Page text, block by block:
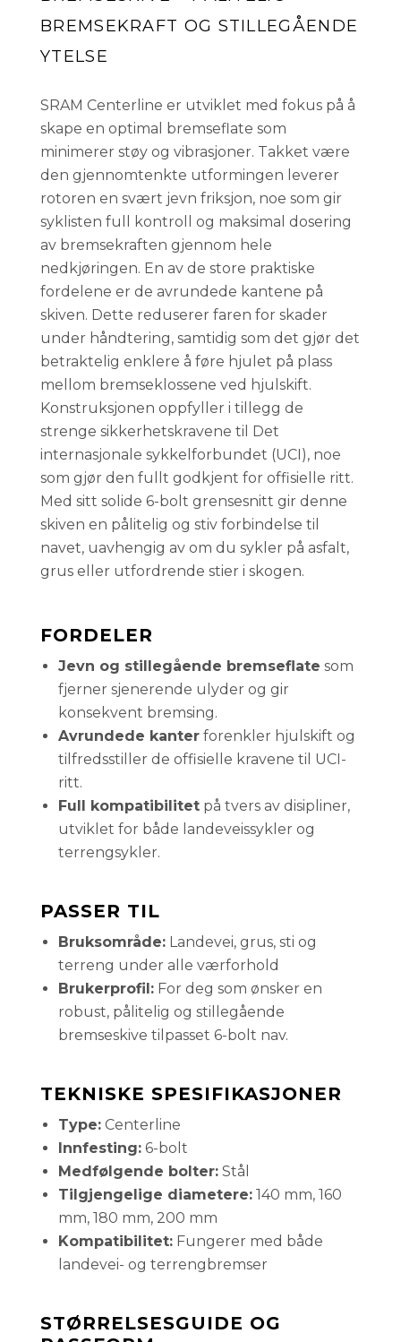
BREMSEKRAFT OG STILLEGÅENDE
YTELSE
SRAM Centerline er utviklet med fokus på å
skape en optimal bremseflate som
minimerer støy og vibrasjoner. Takket være
den gjennomtenkte utformingen leverer
rotoren en svært jevn friksjon, noe som gir
syklisten full kontroll og maksimal dosering
av bremsekraften gjennom hele
nedkjøringen. En av de store praktiske
fordelene er de avrundede kantene på
skiven. Dette reduserer faren for skader
under håndtering, samtidig som det gjør det
betraktelig enklere å føre hjulet på plass
mellom bremseklossene ved hjulskift.
Konstruksjonen oppfyller i tillegg de
strenge sikkerhetskravene til Det
internasjonale sykkelforbundet (UCI), noe
som gjør den fullt godkjent for offisielle ritt.
Med sitt solide 6-bolt grensesnitt gir denne
skiven en pålitelig og stiv forbindelse til
navet, uavhengig av om du sykler på asfalt,
grus eller utfordrende stier i skogen.
FORDELER
Jevn og stillegående bremseflate som
fjerner sjenerende ulyder og gir
konsekvent bremsing.
Avrundede kanter forenkler hjulskift og
tilfredsstiller de offisielle kravene til UCI-
ritt.
Full kompatibilitet på tvers av disipliner,
utviklet for både landeveissykler og
terrengsykler.
PASSER TIL
Bruksområde: Landevei, grus, sti og
terreng under alle værforhold
Brukerprofil: For deg som ønsker en
robust, pålitelig og stillegående
bremseskive tilpasset 6-bolt nav.
TEKNISKE SPESIFIKASJONER
Type: Centerline
Innfesting: 6-bolt
Medfølgende bolter: Stål
Tilgjengelige diametere: 140 mm, 160
mm, 180 mm, 200 mm
Kompatibilitet: Fungerer med både
landevei- og terrengbremser
STØRRELSESGUIDE OG